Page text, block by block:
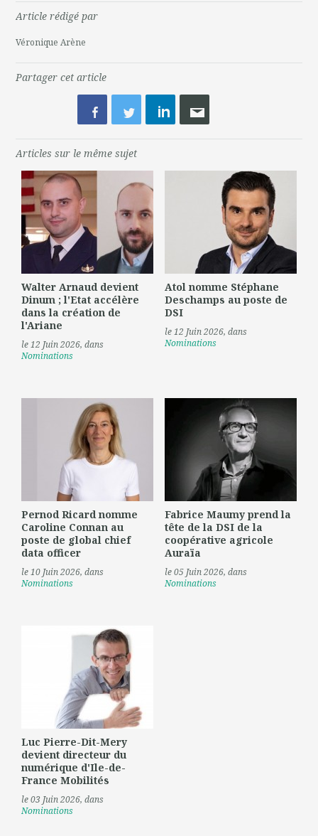
Article rédigé par
Véronique Arène
Partager cet article
Articles sur le même sujet
Walter Arnaud devient
Dinum ; l'Etat accélère
dans la création de
l'Ariane
le 12 Juin 2026, dans
Nominations
Atol nomme Stéphane
Deschamps au poste de
DSI
le 12 Juin 2026, dans
Nominations
Pernod Ricard nomme
Caroline Connan au
poste de global chief
data officer
le 10 Juin 2026, dans
Nominations
Fabrice Maumy prend la
tête de la DSI de la
coopérative agricole
Auraïa
le 05 Juin 2026, dans
Nominations
Luc Pierre-Dit-Mery
devient directeur du
numérique d'Ile-de-
France Mobilités
le 03 Juin 2026, dans
Nominations